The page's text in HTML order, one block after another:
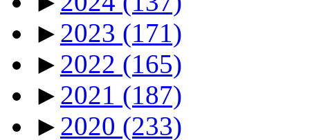
► 2023 (171)
► 2022 (165)
► 2021 (187)
► 2020 (233)